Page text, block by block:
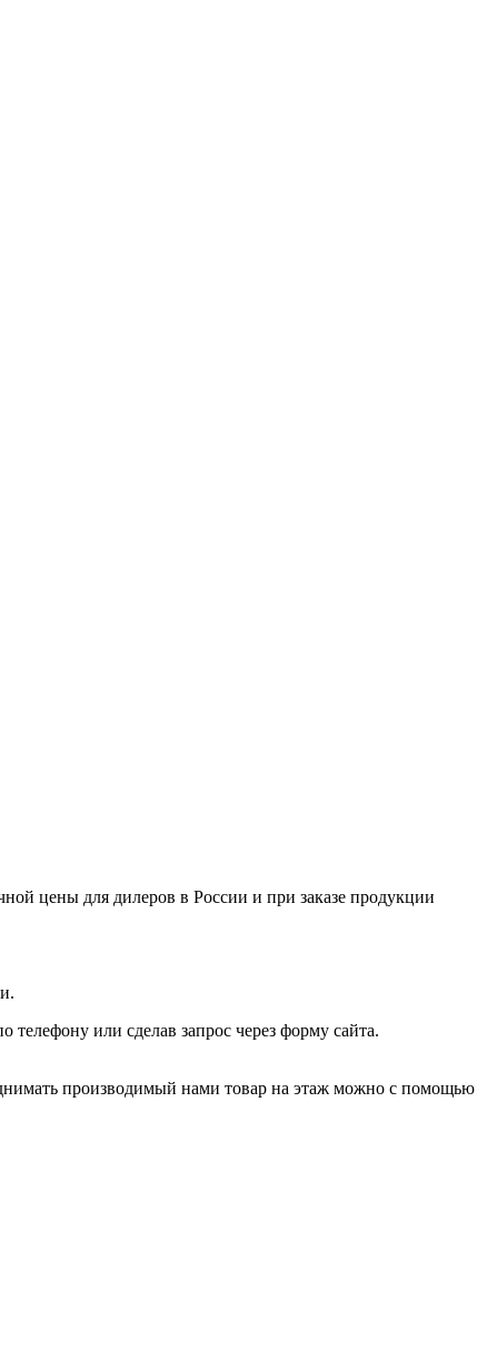
цены для дилеров в России и при заказе продукции
или сделав запрос через форму сайта.
производимый нами товар на этаж можно с помощью